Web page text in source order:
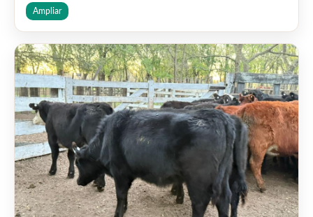
Ampliar